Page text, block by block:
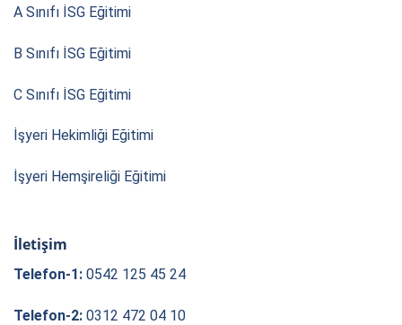
A Sınıfı İSG Eğitimi
B Sınıfı İSG Eğitimi
C Sınıfı İSG Eğitimi
İşyeri Hekimliği Eğitimi
İşyeri Hemşireliği Eğitimi
İletişim
Telefon-1: 0542 125 45 24
Telefon-2: 0312 472 04 10